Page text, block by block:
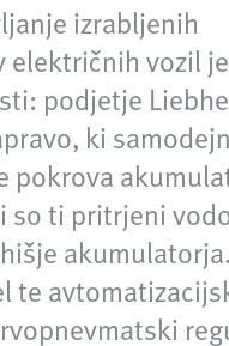
izrabljenih
vozil
podjetje
ki
pokrova
so ti pritrjeni
akumulatorja.
te